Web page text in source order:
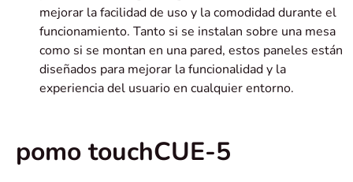
mejorar la facilidad de uso y la comodidad durante el
funcionamiento. Tanto si se instalan sobre una mesa
como si se montan en una pared, estos paneles están
diseñados para mejorar la funcionalidad y la
experiencia del usuario en cualquier entorno.
pomo touchCUE-5